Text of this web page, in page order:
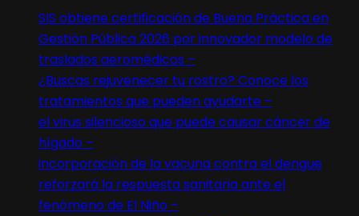
SIS obtiene certificación de Buena Práctica en
Gestión Pública 2026 por innovador modelo de
traslados aeromédicos –
¿Buscas rejuvenecer tu rostro? Conoce los
tratamientos que pueden ayudarte –
el virus silencioso que puede causar cáncer de
hígado –
incorporación de la vacuna contra el dengue
reforzará la respuesta sanitaria ante el
fenómeno de El Niño –